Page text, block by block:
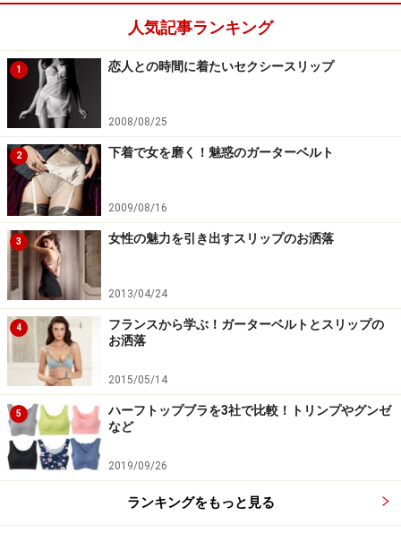
人気記事ランキング
1 恋人との時間に着たいセクシースリップ
2008/08/25
2 下着で女を磨く！魅惑のガーターベルト
2009/08/16
3 女性の魅力を引き出すスリップのお洒落
2013/04/24
4
フランスから学ぶ！ガーターベルトとスリップの
お洒落
2015/05/14
5
ハーフトップブラを3社で比較！トリンプやグンゼ
など
2019/09/26
ランキングをもっと見る